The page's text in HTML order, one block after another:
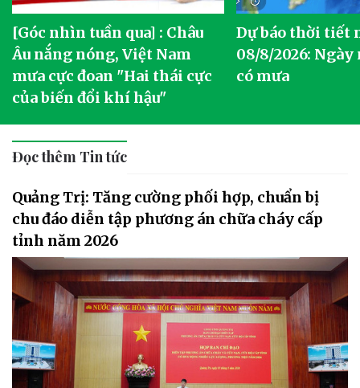
[Góc nhìn tuần qua] : Châu
Âu nắng nóng, Việt Nam
mưa cực đoan "Hai thái cực
của biến đổi khí hậu"
Dự báo thời tiết
08/8/2026: Ngày
có mưa
Đọc thêm Tin tức
Quảng Trị: Tăng cường phối hợp, chuẩn bị
chu đáo diễn tập phương án chữa cháy cấp
tỉnh năm 2026